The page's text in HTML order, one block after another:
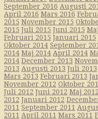
September 2016 Augusti
April 2016 Mars 2016
2015 November 2015
2015 Juli 2015 Juni 2015
Februari 2015 Januari 2015
Oktober 2014 September
2014 Maj 2014 April 2014
2014 December 2013
2013 Augusti 2013 Juli 2013
Mars 2013 Februari 2013
November 2012 Oktober
Juli 2012 Juni 2012 Maj 2012
2012 Januari 2012
2011 September 2011
2011 April 2011 Mars 2011